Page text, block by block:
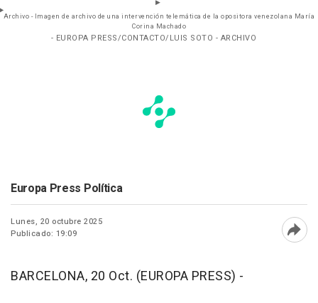
Archivo - Imagen de archivo de una intervención telemática de la opositora venezolana María
Corina Machado
- EUROPA PRESS/CONTACTO/LUIS SOTO - ARCHIVO
Europa Press Política
Lunes, 20 octubre 2025
Publicado: 19:09
BARCELONA, 20 Oct. (EUROPA PRESS) -